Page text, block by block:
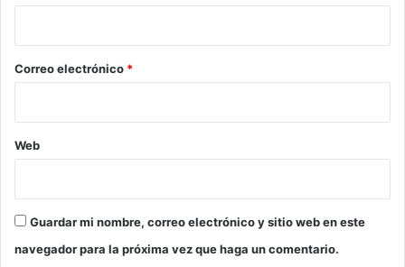
*
Correo electrónico *
Web
Guardar mi nombre, correo electrónico y sitio web en este
navegador para la próxima vez que haga un comentario.